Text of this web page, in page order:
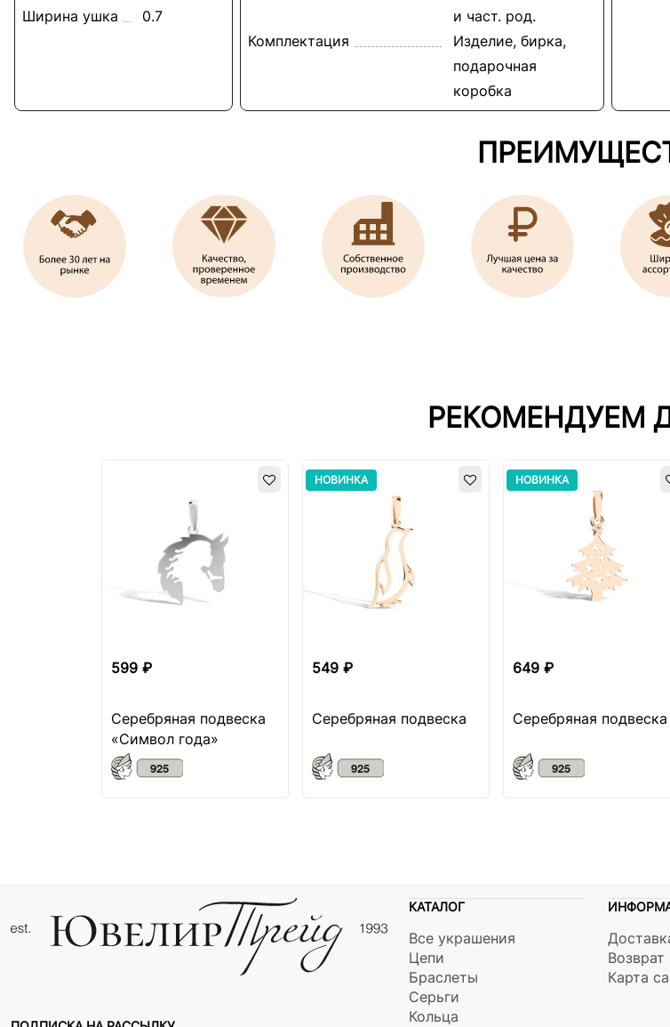
Ширина ушка
0.7
и част. род.
Комплектация
Изделие, бирка,
подарочная
коробка
РЕКОМЕНДУЕМ
599 ₽
Серебряная подвеска
«Символ года»
НОВИНКА
549 ₽
Серебряная подвеска
НОВИНКА
649 ₽
Серебряная подвеска
КАТАЛОГ
Все украшения
Цепи
Браслеты
Серьги
Кольца
Возврат
Карта